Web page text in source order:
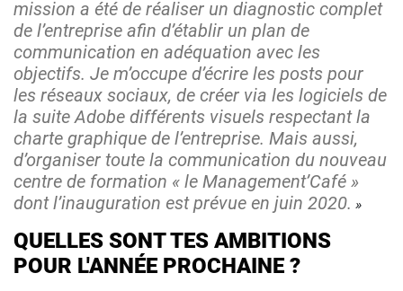
mission a été de réaliser un diagnostic complet
de l’entreprise afin d’établir un plan de
communication en adéquation avec les
objectifs. Je m’occupe d’écrire les posts pour
les réseaux sociaux, de créer via les logiciels de
la suite Adobe différents visuels respectant la
charte graphique de l’entreprise. Mais aussi,
d’organiser toute la communication du nouveau
centre de formation « le Management’Café »
dont l’inauguration est prévue en juin 2020.
​QUELLES SONT TES AMBITIONS
POUR L'ANNÉE PROCHAINE ?